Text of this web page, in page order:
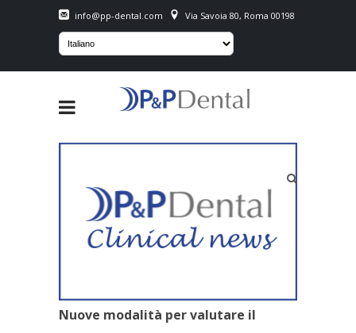
info@pp-dental.com Via Savoia 80, Roma 00198
Nuove modalità per valutare il